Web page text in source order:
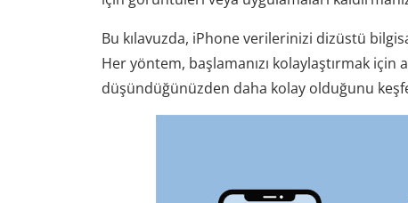
Bu kılavuzda, iPhone verilerinizi dizüstü
Her yöntem, başlamanızı kolaylaştırmak için
düşündüğünüzden daha kolay olduğunu